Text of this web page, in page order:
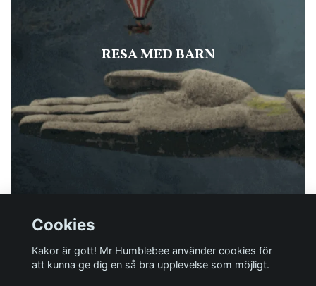
RESA MED BARN
Cookies
Kakor är gott! Mr Humblebee använder cookies för
att kunna ge dig en så bra upplevelse som möjligt.